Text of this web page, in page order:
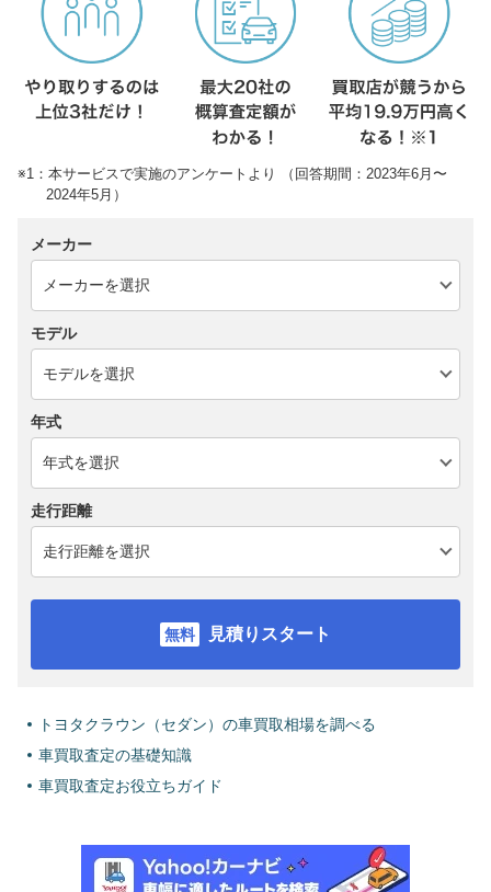
※1：本サービスで実施のアンケートより （回答期間：2023年6月〜
2024年5月）
メーカー
モデル
年式
走行距離
見積りスタート
トヨタクラウン（セダン）の車買取相場を調べる
車買取査定の基礎知識
車買取査定お役立ちガイド